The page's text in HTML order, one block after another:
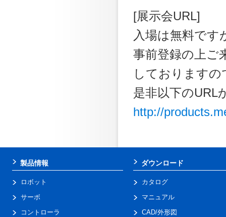
[展示会URL]
入場は無料です
事前登録の上ご
しておりますの
是非以下のURL
http://
製品情報
ロボット
サーボ
コントローラ
ダウンロード
カタログ
マニュアル
CAD/外形図